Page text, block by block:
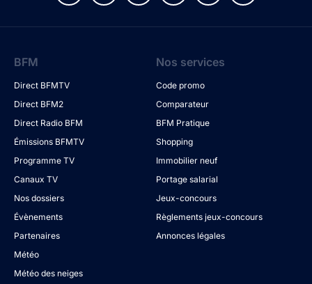
BFM
Direct BFMTV
Direct BFM2
Direct Radio BFM
Émissions BFMTV
Programme TV
Canaux TV
Nos dossiers
Évènements
Partenaires
Météo
Météo des neiges
Nos services
Code promo
Comparateur
BFM Pratique
Shopping
Immobilier neuf
Portage salarial
Jeux-concours
Règlements jeux-concours
Annonces légales